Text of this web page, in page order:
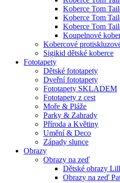
Koberce Tom
Koberce Tom
Koberce Tom
Koupelnové
Kobercové
Sigikid dětské koberce
Fototapety
Dětské fototapety
Dveřní fototapety
Fototapety SKLADEM
Fototapety z cest
Moře & Pláže
Parky & Zahrady
Příroda a Květiny
Umění & Deco
Západy slunce
Obrazy
Obrazy na zeď
Dětské obrazy
Obrazy na zeď